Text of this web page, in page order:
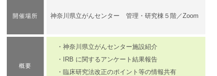
開催場所 神奈川県立がんセンター 管理・研究棟５階／Zoom
概要
・神奈川県立がんセンター施設紹介
・IRB に関するアンケート結果報告
・臨床研究法改正のポイント等の情報共有